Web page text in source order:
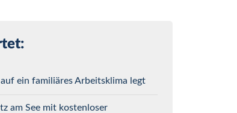
ein familiäres Arbeitsklima legt
am See mit kostenloser